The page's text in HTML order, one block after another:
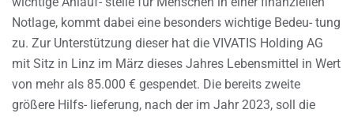
Notlage, kommt dabei eine besonders wichtige Bedeu- tung
zu. Zur Unterstützung dieser hat die VIVATIS Holding AG
mit Sitz in Linz im März dieses Jahres Lebensmittel in Wert
von mehr als 85.000 € gespendet. Die bereits zweite
größere Hilfs- lieferung, nach der im Jahr 2023, soll die